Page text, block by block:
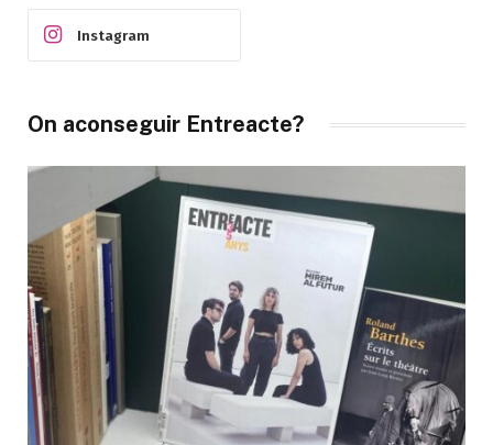
Instagram
On aconseguir Entreacte?